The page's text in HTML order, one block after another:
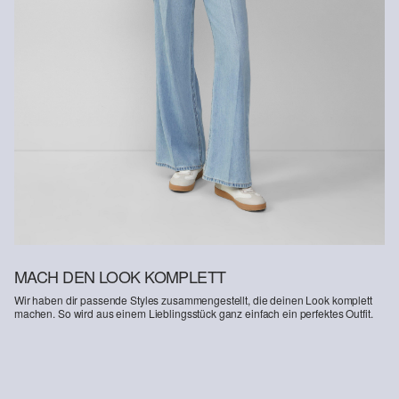
MACH DEN LOOK KOMPLETT
Wir haben dir passende Styles zusammengestellt, die deinen Look komplett
machen. So wird aus einem Lieblingsstück ganz einfach ein perfektes Outfit.